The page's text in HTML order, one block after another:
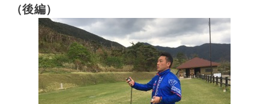
（後編）